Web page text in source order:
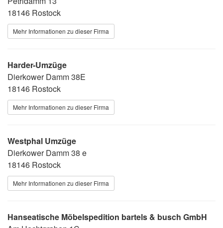
18146 Rostock
Mehr Informationen zu dieser Firma
Harder-Umzüge
Dierkower Damm 38E
18146 Rostock
Mehr Informationen zu dieser Firma
Westphal Umzüge
Dierkower Damm 38 e
18146 Rostock
Mehr Informationen zu dieser Firma
Hanseatische Möbelspedition bartels & busch GmbH